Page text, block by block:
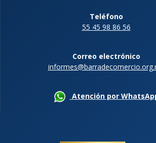
Teléfono
55 45 98 86 56
Correo electrónico
Atención por